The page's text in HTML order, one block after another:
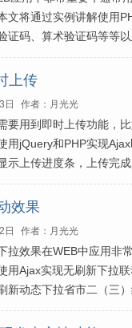
文将通过实例讲解使用
证码、算术验证码等等以
上传
日 作者：月光光
要用到即时上传功能，
用jQuery和PHP实现
示上传进度条，上传完成
效果
日 作者：月光光
拉效果在WEB中应用非
用Ajax实现无刷新下拉
新动态下拉省市二（三）